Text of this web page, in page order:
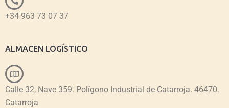
+34 963 73 07 37
ALMACEN LOGÍSTICO
Calle 32, Nave 359. Polígono Industrial de Catarroja. 46470.
Catarroja